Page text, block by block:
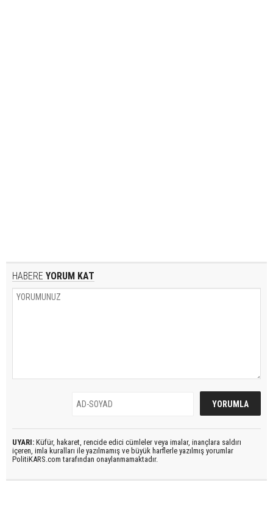
HABERE YORUM KAT
UYARI: Küfür, hakaret, rencide edici cümleler veya imalar, inançlara saldırı
içeren, imla kuralları ile yazılmamış ve büyük harflerle yazılmış yorumlar
PolitiKARS.com tarafından onaylanmamaktadır.